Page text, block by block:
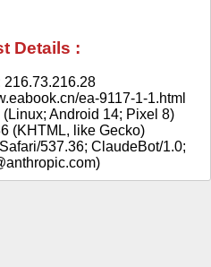
Details :
216.73.216.28
ea-9117-1-1.html
Android 14; Pixel 8)
(KHTML, like Gecko)
537.36; ClaudeBot/1.0;